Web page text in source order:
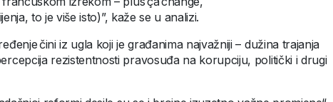
to je više isto)”, kaže se u analizi.
čini iz ugla koji je građanima najvažniji – dužina trajanja
rezistentnosti pravosuđa na korupciju, politički i drugi